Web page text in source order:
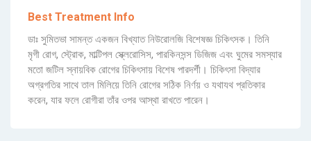
Best Treatment Info
ডাঃ সুমিতভা সামন্ত একজন বিখ্যাত নিউরোলজি বিশেষজ্ঞ চিকিৎসক। তিনি
মৃগী রোগ, স্ট্রোক, মাল্টিপল স্ক্লেরোসিস, পারকিনসন্স ডিজিজ এবং ঘুমের সমস্যার
মতো জটিল স্নায়বিক রোগের চিকিৎসায় বিশেষ পারদর্শী। চিকিৎসা বিদ্যার
অগ্রগতির সাথে তাল মিলিয়ে তিনি রোগের সঠিক নির্ণয় ও যথাযথ প্রতিকার
করেন, যার ফলে রোগীরা তাঁর ওপর আস্থা রাখতে পারেন।